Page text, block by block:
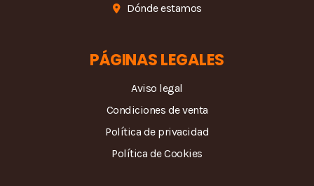
Dónde estamos
PÁGINAS LEGALES
Aviso legal
Condiciones de venta
Política de privacidad
Política de Cookies